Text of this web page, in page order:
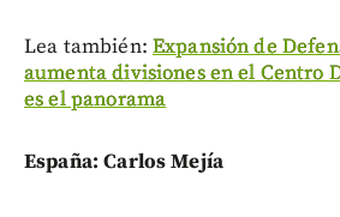
Lea también: Expansión de
aumenta divisiones en el Centro
es el panorama
España: Carlos Mejía